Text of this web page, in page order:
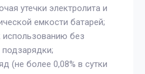
утечки электролита и
емкости батарей;
использованию без
подзарядки;
(не более 0,08% в сутки